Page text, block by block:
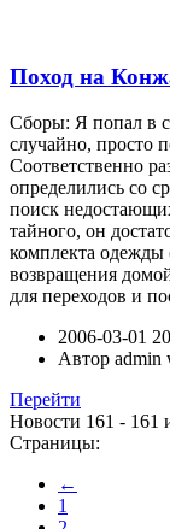
Поход на
Сборы: Я попал в
случайно, просто
Соответственно
определились со
поиск
тайного, он
комплекта одежды
возвращения
для переходов и
2006-03-01
Автор admin
Перейти
Новости 161 - 161
Страницы:
←
1